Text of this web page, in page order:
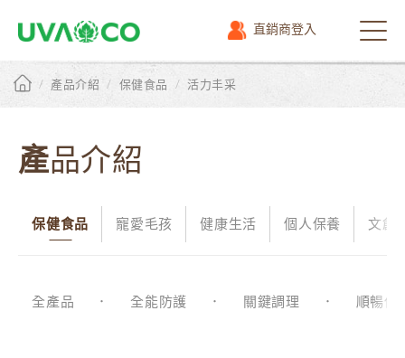
直銷商登入
選
單
/ 產品介紹 / 保健食品 / 活力丰采
產品介紹
保健食品 寵愛毛孩 健康生活 個人保養 文創
全產品 全能防護 關鍵調理 順暢保